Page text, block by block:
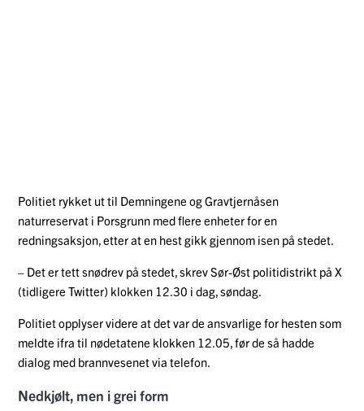
Politiet rykket ut til Demningene og Gravtjernåsen
naturreservat i Porsgrunn med flere enheter for en
redningsaksjon, etter at en hest gikk gjennom isen på stedet.
– Det er tett snødrev på stedet, skrev Sør-Øst politidistrikt på X
(tidligere Twitter) klokken 12.30 i dag, søndag.
Politiet opplyser videre at det var de ansvarlige for hesten som
meldte ifra til nødetatene klokken 12.05, før de så hadde
dialog med brannvesenet via telefon.
Nedkjølt, men i grei form